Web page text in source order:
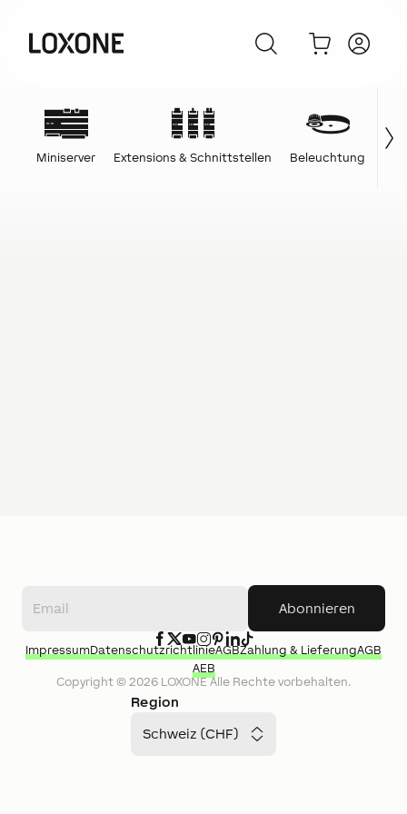
Miniserver Extensions & Schnittstellen Beleuchtung
Abonnieren
Region
Schweiz (CHF)
Copyright © 2026LOXONEAlle Rechte vorbehalten.
ImpressumDatenschutzrichtlinieAGBZahlung & LieferungAGB
AEB